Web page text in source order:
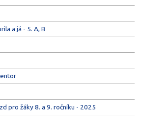
a já - 5. A, B
pro žáky 8. a 9. ročníku - 2025